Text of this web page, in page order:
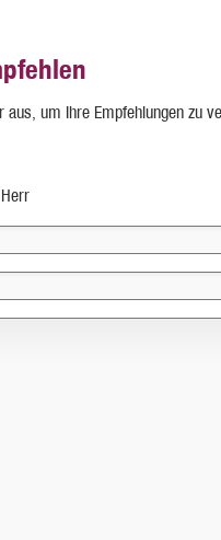
aus, um Ihre Empfehlungen zu
Herr